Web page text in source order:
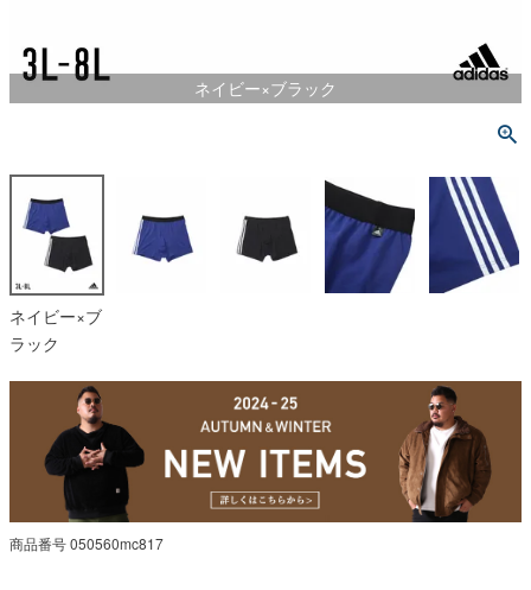
ネイビー×ブラック
ネイビー×ブ
ラック
商品番号050560mc817